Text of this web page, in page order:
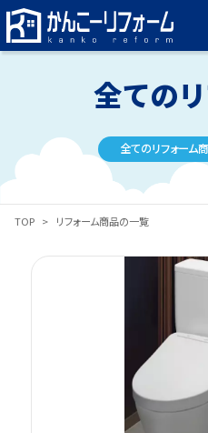
全ての
全てのリフォーム
TOP > リフォーム商品の一覧